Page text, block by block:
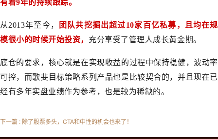
有着9年的持续跟踪。
从2013年至今， 团队共挖掘出超过10家百亿私募，且均在规
模很小的时候开始投资， 充分享受了管理人成长黄金期。
底仓的要求，核心就是在实现收益的过程中保持稳健，波动率
可控，而歌斐目标策略系列产品也是比较契合的，并且现在已
经有多年实盘业绩作为参考，也是较为稀缺的。
下一篇 : 除了股票多头，CTA和中性的机会也来了！